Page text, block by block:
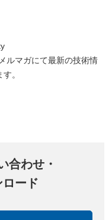
ルマガにて最新の技術情
。
合わせ・
ロード